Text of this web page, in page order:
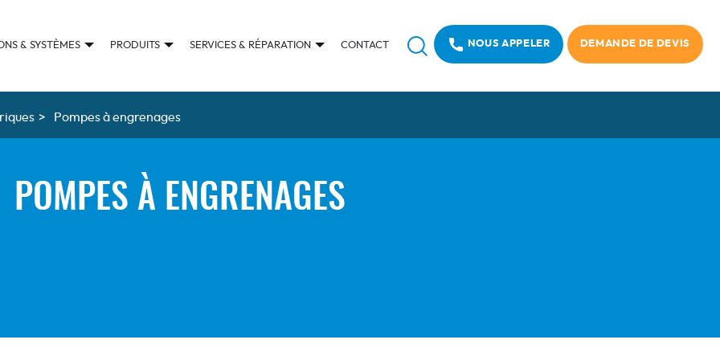
& SYSTÈMES PRODUITS SERVICES & RÉPARATION CONTACTRecherche NOUS APPELER DEMANDE DE DEVIS
> Pompes à engrenages
POMPES À ENGRENAGES